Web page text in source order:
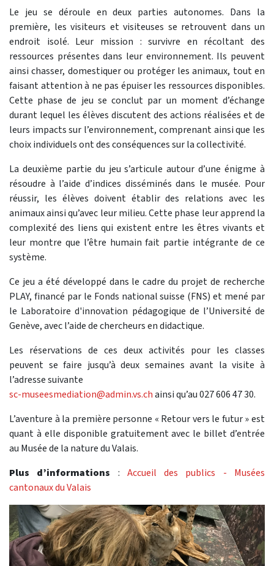
Le jeu se déroule en deux parties autonomes. Dans la
première, les visiteurs et visiteuses se retrouvent dans un
endroit isolé. Leur mission : survivre en récoltant des
ressources présentes dans leur environnement. Ils peuvent
ainsi chasser, domestiquer ou protéger les animaux, tout en
faisant attention à ne pas épuiser les ressources disponibles.
Cette phase de jeu se conclut par un moment d’échange
durant lequel les élèves discutent des actions réalisées et de
leurs impacts sur l’environnement, comprenant ainsi que les
choix individuels ont des conséquences sur la collectivité.
La deuxième partie du jeu s’articule autour d’une énigme à
résoudre à l’aide d’indices disséminés dans le musée. Pour
réussir, les élèves doivent établir des relations avec les
animaux ainsi qu’avec leur milieu. Cette phase leur apprend la
complexité des liens qui existent entre les êtres vivants et
leur montre que l’être humain fait partie intégrante de ce
système.
Ce jeu a été développé dans le cadre du projet de recherche
PLAY, financé par le Fonds national suisse (FNS) et mené par
le Laboratoire d'innovation pédagogique de l’Université de
Genève, avec l’aide de chercheurs en didactique.
Les réservations de ces deux activités pour les classes
peuvent se faire jusqu’à deux semaines avant la visite à
l’adresse suivante
sc-museesmediation@admin.vs.chainsi qu’au 027 606 47 30.
L’aventure à la première personne « Retour vers le futur » est
quant à elle disponible gratuitement avec le billet d’entrée
au Musée de la nature du Valais.
Plus d’informations
: Accueil des publics - Musées
cantonaux du Valais